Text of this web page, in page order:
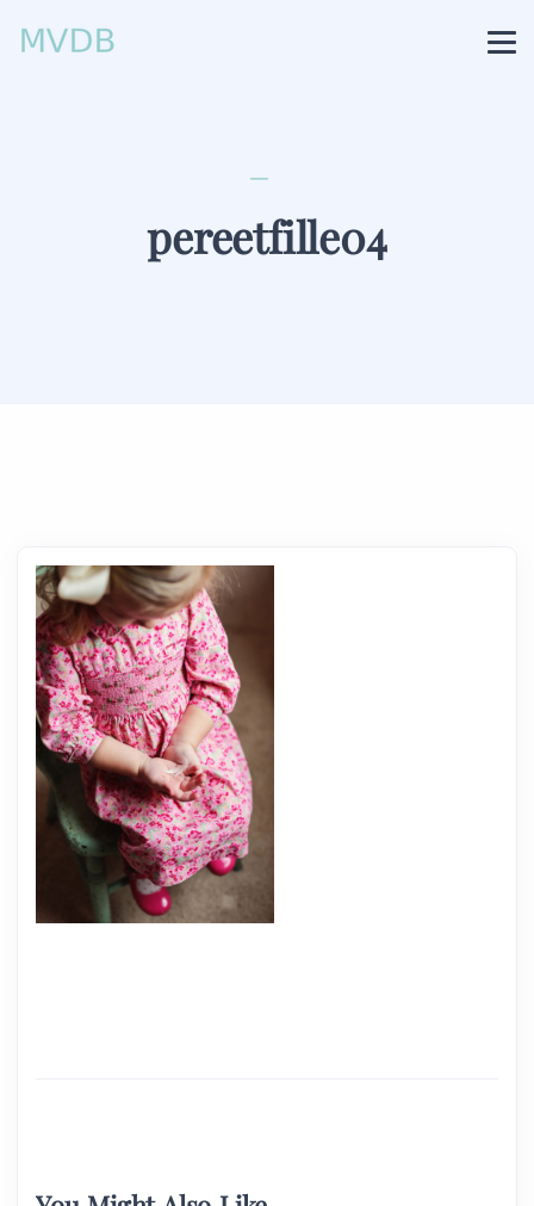
pereetfille04